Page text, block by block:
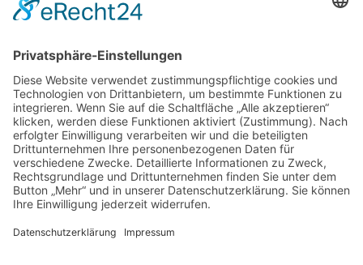
22529 Hamburg
F 040 790 273 27 3
www.smartsupport.de
hallo@smartsupport.de
PARTNER